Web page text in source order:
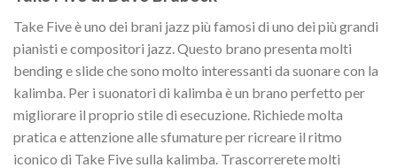
Take Five è uno dei brani jazz più famosi di uno dei più grandi
pianisti e compositori jazz. Questo brano presenta molti
bending e slide che sono molto interessanti da suonare con la
kalimba. Per i suonatori di kalimba è un brano perfetto per
migliorare il proprio stile di esecuzione. Richiede molta
pratica e attenzione alle sfumature per ricreare il ritmo
iconico di Take Five sulla kalimba. Trascorrerete molti